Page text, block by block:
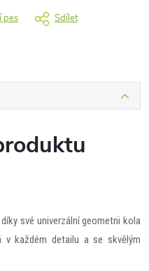
pes Sdílet
své univerzální geometrii kola
v každém detailu a se skvělým